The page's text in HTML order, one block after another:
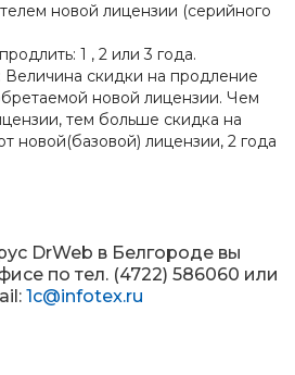
новой лицензии (серийного
1 , 2 или 3 года.
скидки на продление
новой лицензии. Чем
тем больше скидка на
новой(базовой) лицензии, 2 года
DrWeb в Белгороде вы
по тел. (4722) 586060 или
1c@infotex.ru